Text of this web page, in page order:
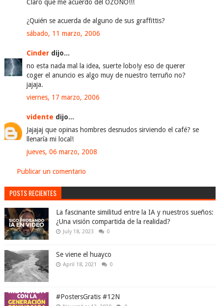
Claro que me acuerdo del OZONO!!!
¿Quién se acuerda de alguno de sus graffittis?
sábado, 11 marzo, 2006
Cinderdijo...
no esta nada mal la idea, suerte lobo!y eso de querer
coger el anuncio es algo muy de nuestro terruño no?
jajaja.
viernes, 17 marzo, 2006
vidente dijo...
Jajajaj que opinas hombres desnudos sirviendo el café? se
llenaría mi local!
jueves, 06 marzo, 2008
Publicar un comentario
POSTS RECIENTES
La fascinante similitud entre la IA y nuestros sueños:
¿Una visión compartida de la realidad?
July 18, 2023 0
Se viene el huayco
April 18, 2021 0
#PostersGratis #12N